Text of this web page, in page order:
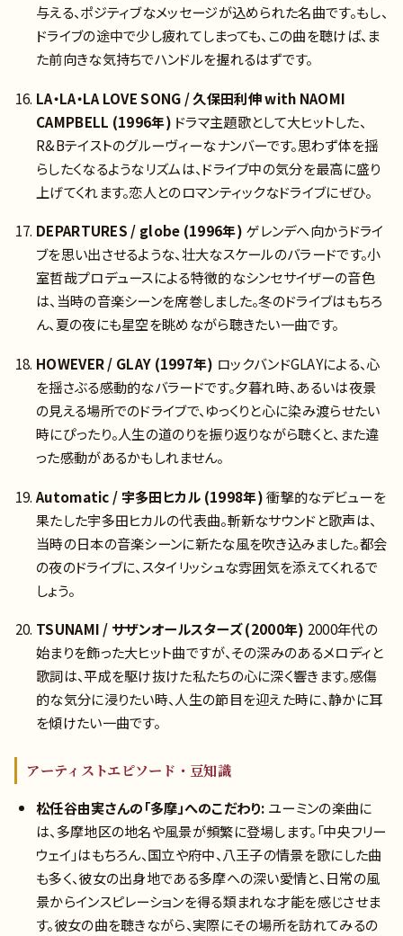
与える、ポジティブなメッセージが込められた名曲です。もし、
ドライブの途中で少し疲れてしまっても、この曲を聴けば、ま
た前向きな気持ちでハンドルを握れるはずです。
LA・LA・LA LOVE SONG / 久保田利伸 with NAOMI
CAMPBELL (1996年) ドラマ主題歌として大ヒットした、
R&Bテイストのグルーヴィーなナンバーです。思わず体を揺
らしたくなるようなリズムは、ドライブ中の気分を最高に盛り
上げてくれます。恋人とのロマンティックなドライブにぜひ。
DEPARTURES / globe (1996年) ゲレンデへ向かうドライ
ブを思い出させるような、壮大なスケールのバラードです。小
室哲哉プロデュースによる特徴的なシンセサイザーの音色
は、当時の音楽シーンを席巻しました。冬のドライブはもちろ
ん、夏の夜にも星空を眺めながら聴きたい一曲です。
HOWEVER / GLAY (1997年) ロックバンドGLAYによる、心
を揺さぶる感動的なバラードです。夕暮れ時、あるいは夜景
の見える場所でのドライブで、ゆっくりと心に染み渡らせたい
時にぴったり。人生の道のりを振り返りながら聴くと、また違
った感動があるかもしれません。
Automatic / 宇多田ヒカル (1998年)衝撃的なデビューを
果たした宇多田ヒカルの代表曲。斬新なサウンドと歌声は、
当時の日本の音楽シーンに新たな風を吹き込みました。都会
の夜のドライブに、スタイリッシュな雰囲気を添えてくれるで
しょう。
TSUNAMI / サザンオールスターズ (2000年) 2000年代の
始まりを飾った大ヒット曲ですが、その深みのあるメロディと
歌詞は、平成を駆け抜けた私たちの心に深く響きます。感傷
的な気分に浸りたい時、人生の節目を迎えた時に、静かに耳
を傾けたい一曲です。
アーティストエピソード・豆知識
松任谷由実さんの「多摩」へのこだわり: ユーミンの楽曲に
は、多摩地区の地名や風景が頻繁に登場します。「中央フリー
ウェイ」はもちろん、国立や府中、八王子の情景を歌にした曲
も多く、彼女の出身地である多摩への深い愛情と、日常の風
景からインスピレーションを得る類まれな才能を感じさせま
す。彼女の曲を聴きながら、実際にその場所を訪れてみるの